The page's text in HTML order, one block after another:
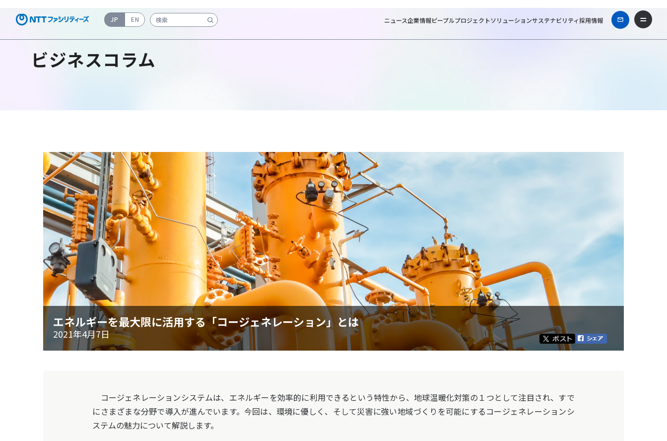
JP EN
検索キーワード入力 ニュース企業情報ピープルプロジェクトソリューションサステナビリティ採用情報
ビジネスコラム
エネルギーを最大限に活用する「コージェネレーション」とは
2021年4月7日
コージェネレーションシステムは、エネルギーを効率的に利用できるという特性から、地球温暖化対策の１つとして注目され、すで
にさまざまな分野で導入が進んでいます。今回は、環境に優しく、そして災害に強い地域づくりを可能にするコージェネレーションシ
ステムの魅力について解説します。